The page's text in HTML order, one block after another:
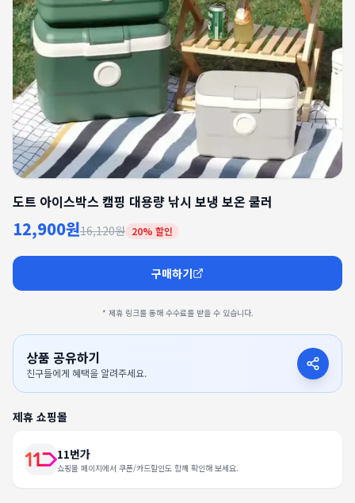
도트 아이스박스 캠핑 대용량 낚시 보냉 보온 쿨러
12,900원16,120원 20% 할인
구매하기
* 제휴 링크를 통해 수수료를 받을 수 있습니다.
상품 공유하기
친구들에게 혜택을 알려주세요.
제휴 쇼핑몰
11번가
쇼핑몰 페이지에서 쿠폰/카드할인도 함께 확인해 보세요.